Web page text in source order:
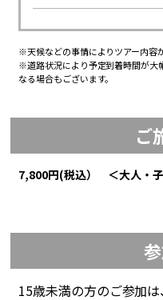
※天候などの事情によりツアー内容
※道路状況により予定到着時間が大
なる場合もございます。
ご
7,800円(税込） ＜大人・
15歳未満の方のご参加